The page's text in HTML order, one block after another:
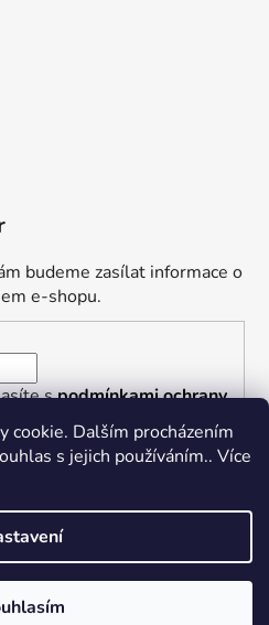
cookie. Dalším procházením
s jejich používáním.. Více
budeme zasílat informace o
e-shopu.
spodmínkami ochrany
Shoptet
U Rotta